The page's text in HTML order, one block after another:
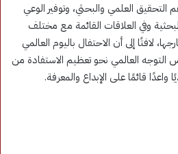
العلمي والبحثي، وتوفير الوعي
وفي العلاقات القائمة مع مختلف
لافتًا إلى أن الاحتفال باليوم العالمي
التوجه العالمي نحو تعظيم الاستفادة من
قائمًا على الإبداع والمعرفة.